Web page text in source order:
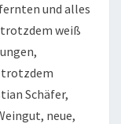
und alles
trotzdem weiß
trotzdem
Schäfer,
neue,